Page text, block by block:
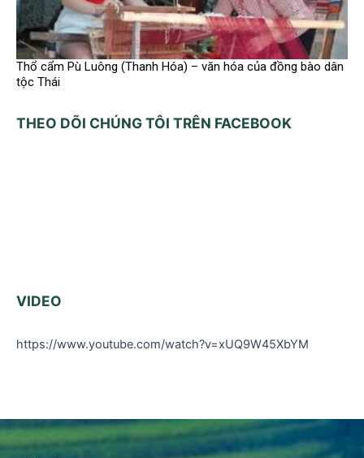
Thổ cẩm Pù Luông (Thanh Hóa) – văn hóa của đồng bào dân
tộc Thái
THEO DÕI CHÚNG TÔI TRÊN FACEBOOK
VIDEO
https://www.youtube.com/watch?v=xUQ9W45XbYM